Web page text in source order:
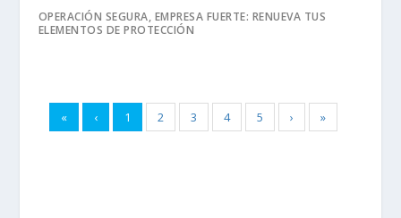
OPERACIÓN SEGURA, EMPRESA FUERTE: RENUEVA TUS
ELEMENTOS DE PROTECCIÓN
« ‹ 1 2 3 4 5 › »